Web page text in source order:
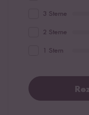
3 Sterne
2 Sterne
1 Stern